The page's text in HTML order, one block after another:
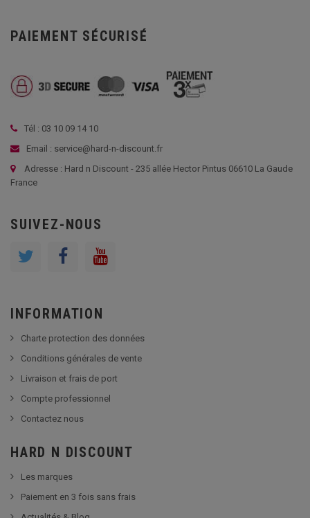
PAIEMENT SÉCURISÉ
Tél : 03 10 09 14 10
Email : service@hard-n-discount.fr
Adresse : Hard n Discount - 235 allée Hector Pintus 06610 La Gaude
France
SUIVEZ-NOUS
INFORMATION
Charte protection des données
Conditions générales de vente
Livraison et frais de port
Compte professionnel
Contactez nous
HARD N DISCOUNT
Les marques
Paiement en 3 fois sans frais